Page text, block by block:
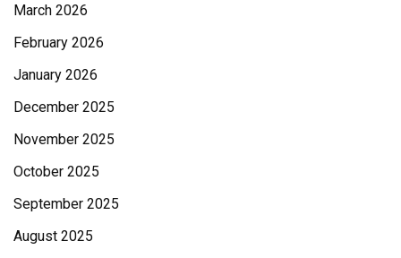
March 2026
February 2026
January 2026
December 2025
November 2025
October 2025
September 2025
August 2025